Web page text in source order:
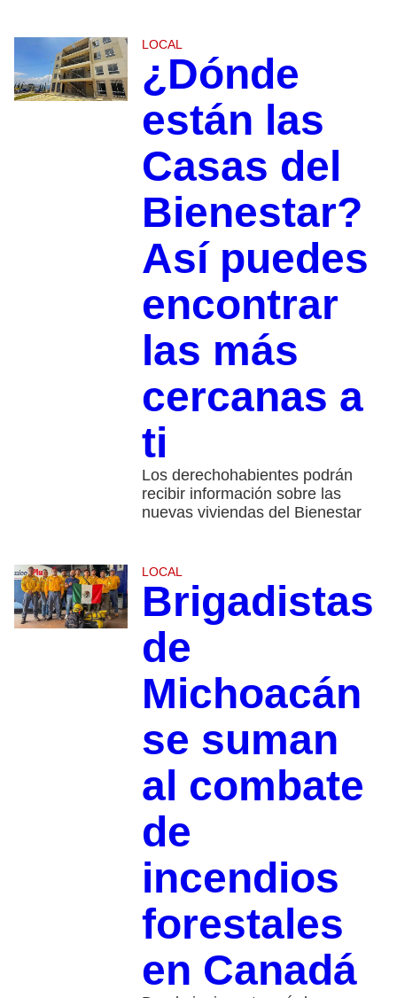
LOCAL
¿Dónde
están las
Casas del
Bienestar?
Así puedes
encontrar
las más
cercanas a
ti
Los derechohabientes podrán
recibir información sobre las
nuevas viviendas del Bienestar
LOCAL
Brigadistas
de
Michoacán
se suman
al combate
de
incendios
forestales
en Canadá